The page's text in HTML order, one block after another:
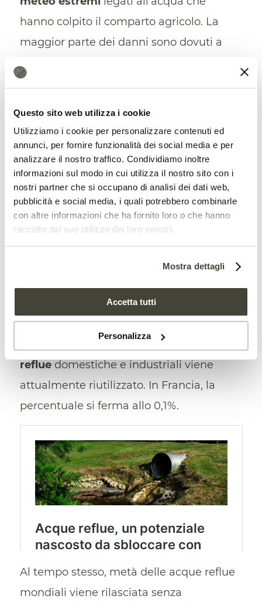
Questo sito web utilizza i cookie
Utilizziamo i cookie per personalizzare contenuti ed
annunci, per fornire funzionalità dei social media e per
analizzare il nostro traffico. Condividiamo inoltre
informazioni sul modo in cui utilizza il nostro sito con i
nostri partner che si occupano di analisi dei dati web,
pubblicità e social media, i quali potrebbero combinarle
con altre informazioni che ha fornito loro o che hanno
raccolto dal suo utilizzo dei loro servizi.
Mostra dettagli
Accetta tutti
Personalizza
hanno colpito il comparto agricolo. La
maggior parte dei danni sono dovuti a
allagamenti (10%) e alle esondazioni
Romagna e Sardegna.
Acque reflue inutilizzate, un
problema globale
Il potenziale nascosto connesso con il
non è un tema solo italiano. Già
(Programma Onu per l’Ambiente)
evidenziava come, a livello mondiale,solo
l’11% del totale stimato delle acque
refluedomestiche e industriali viene
attualmente riutilizzato. In Francia, la
percentuale si ferma allo 0,1%.
Al tempo stesso, metà delle acque reflue
mondiali viene rilasciata senza